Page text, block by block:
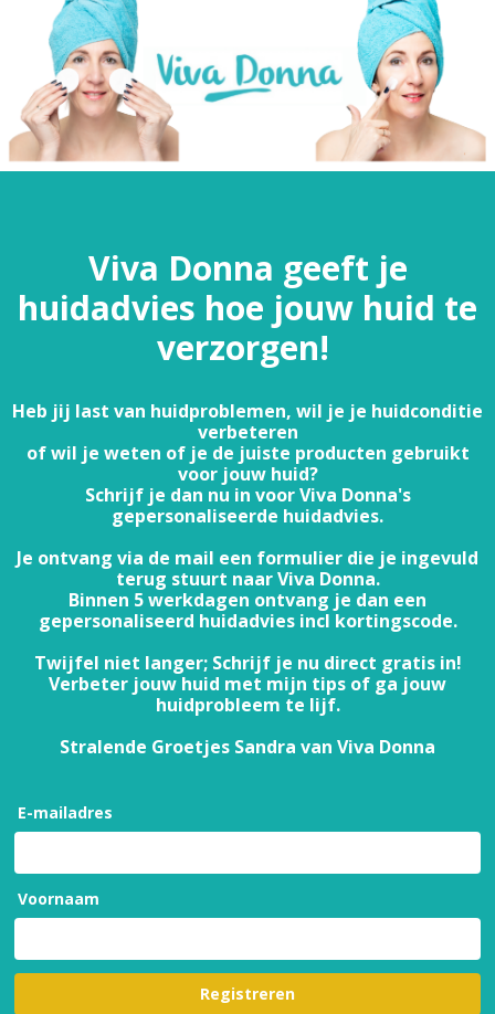
Viva Donna geeft je
huidadvies hoe jouw huid te
verzorgen!
Heb jij last van huidproblemen, wil je je huidconditie
verbeteren
of wil je weten of je de juiste producten gebruikt
voor jouw huid?
Schrijf je dan nu in voor Viva Donna's
gepersonaliseerde huidadvies.
Je ontvang via de mail een formulier die je ingevuld
terug stuurt naar Viva Donna.
Binnen 5 werkdagen ontvang je dan een
gepersonaliseerd huidadvies incl kortingscode.
Twijfel niet langer; Schrijf je nu direct gratis in!
Verbeter jouw huid met mijn tips of ga jouw
huidprobleem te lijf.
Stralende Groetjes Sandra van Viva Donna
E-mailadres
Voornaam
Registreren